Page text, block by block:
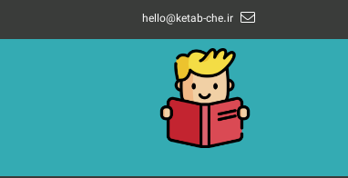
hello@ketab-che.ir